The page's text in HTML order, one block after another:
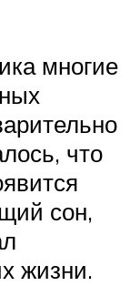
многие
что
сон,
жизни.